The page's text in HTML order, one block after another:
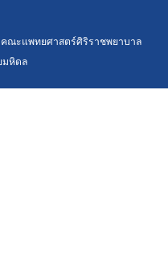
ณะแพทยศาสตร์ศิริราชพยาบาล
มหิดล